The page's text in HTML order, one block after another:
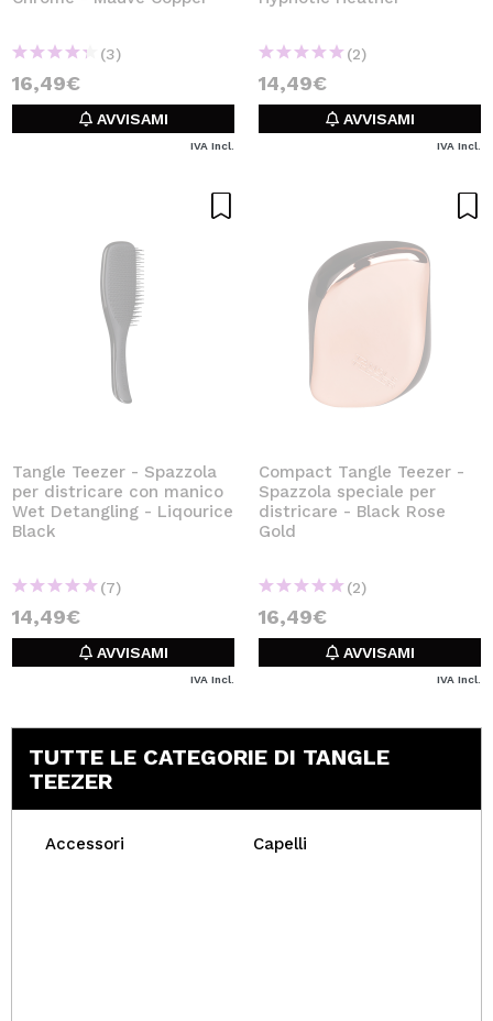
(3)
16,49€
AVVISAMI
IVA Incl.
(2)
14,49€
AVVISAMI
IVA Incl.
Tangle Teezer - Spazzola
per districare con manico
Wet Detangling - Liqourice
Black
(7)
14,49€
AVVISAMI
IVA Incl.
Compact Tangle Teezer -
Spazzola speciale per
districare - Black Rose
Gold
(2)
16,49€
AVVISAMI
IVA Incl.
TUTTE LE CATEGORIE DI TANGLE
TEEZER
Accessori Capelli